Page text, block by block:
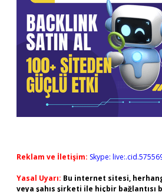
Reklam ve İletişim: Skype:
Yasal Uyarı: Bu internet sitesi,
veya şahıs şirketi ile hiçbir bağlantısı